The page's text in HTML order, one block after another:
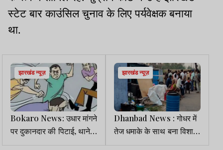
स्टेट बार काउंसिल चुनाव के लिए पर्यवेक्षक बनाया
था.
झारखंड न्यूज़
Bokaro News: उधार मांगने
पर दुकानदार की पिटाई, थाने में
शिकायत के बाद दोबारा की
झारखंड न्यूज़
Dhanbad News : गोधर में
तेज धमाके के साथ बना विशाल
गोफ, तीन घरों में दरार, दहशत